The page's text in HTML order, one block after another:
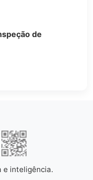
de
e inteligência.